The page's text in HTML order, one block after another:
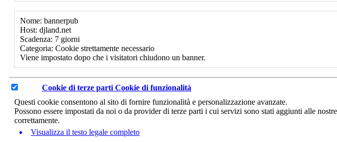
Nome: bannerpub
Host: djland.net
Scadenza: 7 giorni
Categoria: Cookie strettamente necessario
Viene impostato dopo che i visitatori chiudono un banner.
Cookie di terze parti Cookie di funzionalità
Questi cookie consentono al sito di fornire funzionalità e personalizzazione avanzate.
Possono essere impostati da noi o da provider di terze parti i cui servizi sono stati aggiunti alle
correttamente.
Visualizza il testo legale completo